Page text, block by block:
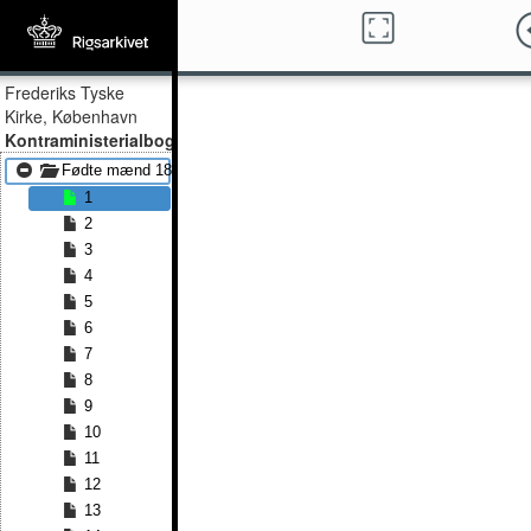
Frederiks Tyske
Kirke, København
Kontraministerialbog
Fødte mænd 1863 - Fødte mænd 1885
1
2
3
4
5
6
7
8
9
10
11
12
13